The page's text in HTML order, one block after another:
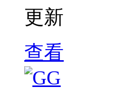
更新
查看